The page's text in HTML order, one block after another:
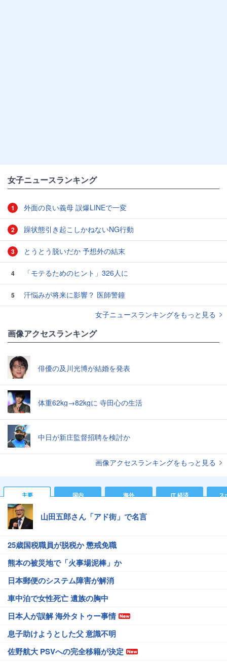
女子ニュースランキング
1 外面の良い義母 誤爆LINEで一変
2 躁状態引き起こしかねないNG行動
3 とうとう脱いだか 予想外の結末
4 「モテるためのヒント」326人に
5
汗悩みが将来に影響？ 医師警鐘
女子ニュースランキングをもっと見る
画像アクセスランキング
俳優の及川光博が結婚を発表
体重62kg→82kgに 寺田心の生活
中日が新庄監督招聘を検討か
画像アクセスランキングをもっと見る
主要 国内 海外 IT 経済 ス
山田五郎さん「アド街」で名言
25歳国税職員が脱税か 懲戒免職
熊本の被災地で「火事場泥棒」か
日本郵便のシステム障害が解消
車中泊で女性死亡 遺族の胸中
日本人が誤解 海外タトゥー事情
息子助けようとした父 意識不明
佐野航大 PSVへの完全移籍が決定